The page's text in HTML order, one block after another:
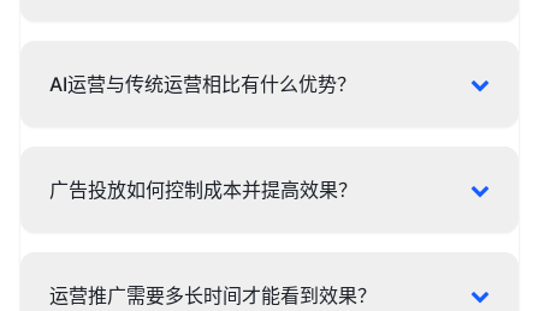
AI运营与传统运营相比有什么优势？
广告投放如何控制成本并提高效果？
运营推广需要多长时间才能看到效果？